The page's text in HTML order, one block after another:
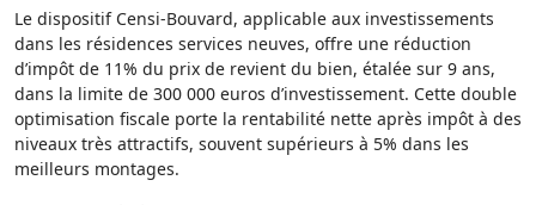
Le dispositif Censi-Bouvard, applicable aux investissements
dans les résidences services neuves, offre une réduction
d’impôt de 11% du prix de revient du bien, étalée sur 9 ans,
dans la limite de 300 000 euros d’investissement. Cette double
optimisation fiscale porte la rentabilité nette après impôt à des
niveaux très attractifs, souvent supérieurs à 5% dans les
meilleurs montages.